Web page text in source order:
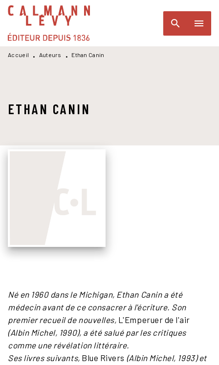
MENU RECHERCHE
PIED DE PAGE
search menu
Accueil • Auteurs • Ethan Canin
ETHAN CANIN
Né en 1960 dans le Michigan, Ethan Canin a été
médecin avant de ce consacrer à l'écriture. Son
premier recueil de nouvelles, L'Emperuer de l'air
(Albin Michel, 1990), a été salué par les critiques
comme une révélation littéraire.
Ses livres suivants, Blue Rivers (Albin Michel, 1993) et